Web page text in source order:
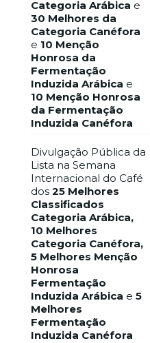
Categoria Arábica e
30 Melhores da
Categoria Canéfora
e 10 Menção
Honrosa da
Fermentação
Induzida Arábica e
10 Menção Honrosa
da Fermentação
Induzida Canéfora
Divulgação Pública da
Lista na Semana
Internacional do Café
dos 25 Melhores
Classificados
Categoria Arábica,
10 Melhores
Categoria Canéfora,
5 Melhores Menção
Honrosa
Fermentação
Induzida Arábica e 5
Melhores
Fermentação
Induzida Canéfora